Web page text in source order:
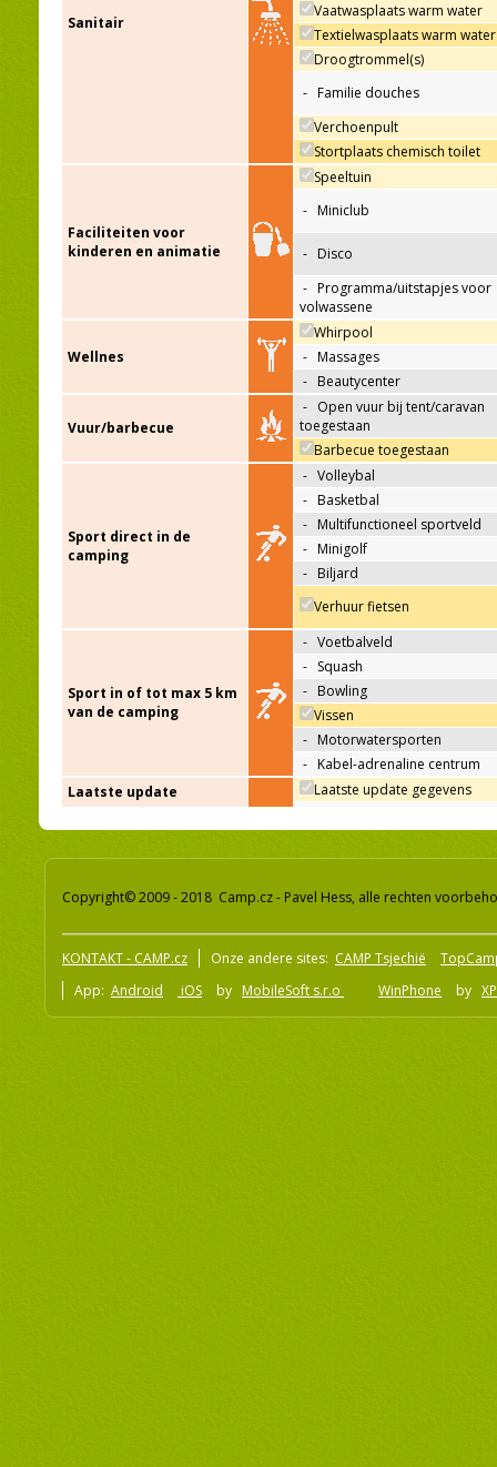
Sanitair
Vaatwasplaats warm water
Textielwasplaats warm water
Droogtrommel(s)
- Familie douches
Verchoenpult
Stortplaats chemisch toilet
Faciliteiten voor
kinderen en animatie
Speeltuin
- Miniclub
- Disco
- Programma/uitstapjes voor
volwassene
Wellnes
Whirpool
- Massages
- Beautycenter
Vuur/barbecue
- Open vuur bij tent/caravan
toegestaan
Barbecue toegestaan
Sport direct in de
camping
- Volleybal
- Basketbal
- Multifunctioneel sportveld
- Minigolf
- Biljard
Verhuur fietsen
Sport in of tot max 5 km
van de camping
- Voetbalveld
- Squash
- Bowling
Vissen
- Motorwatersporten
- Kabel-adrenaline centrum
Laatste update
Laatste update gegevens
Copyright© 2009 - 2018 Camp.cz - Pavel Hess, alle rechten
KONTAKT - CAMP.cz Onze andere sites: CAMP Tsjechië
App: Android iOS by MobileSoft s.r.o WinPhone by